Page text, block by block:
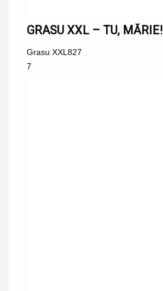
GRASU XXL – TU, MĂRIE!
Grasu XXL827
7